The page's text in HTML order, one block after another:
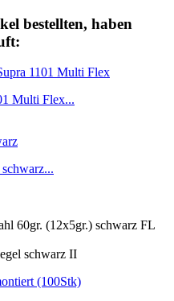
bestellten, haben
Multi Flex...